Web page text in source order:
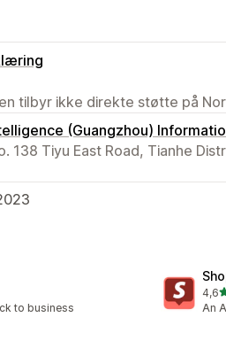
tilbyr ikke direkte støtte på
(Guangzhou)
138 Tiyu East Road, Tianhe
to business
4,6
An